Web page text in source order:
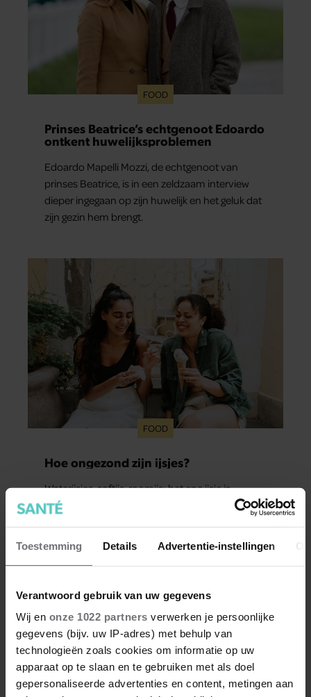
Toestemming Details Advertentie-instellingen
Verantwoord gebruik van uw gegevens
Wij en onze 1022 partners verwerken je persoonlijke
gegevens (bijv. uw IP-adres) met behulp van
technologieën zoals cookies om informatie op uw
apparaat op te slaan en te gebruiken met als doel
gepersonaliseerde advertenties en content, metingen aan
FOOD
Prinses Beatrice’s echtgenoot Edoardo
ontkent huwelijksproblemen
Edoardo Mapelli Mozzi, de echtgenoot van
prinses Beatrice, is in een zeldzaam interview
dieper ingegaan op zijn huwelijk en het geluk dat
zijn gezin hem brengt.
FOOD
Hoe ongezond zijn ijsjes?
Waterijsjes, softijs, roomijs: het ene ijsje is
gezonder dan het andere. Voor welk ijs moet je
Meer van Santé